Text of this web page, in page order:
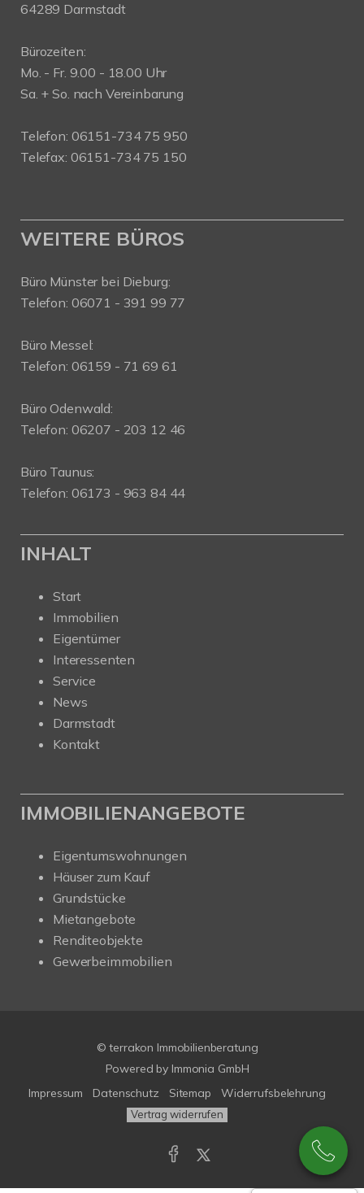
64289 Darmstadt
Bürozeiten:
Mo. - Fr. 9.00 - 18.00 Uhr
Sa. + So. nach Vereinbarung
Telefon: 06151-734 75 950
Telefax: 06151-734 75 150
WEITERE BÜROS
Büro Münster bei Dieburg:
Telefon: 06071 - 391 99 77
Büro Messel:
Telefon: 06159 - 71 69 61
Büro Odenwald:
Telefon: 06207 - 203 12 46
Büro Taunus:
Telefon: 06173 - 963 84 44
INHALT
Start
Immobilien
Eigentümer
Interessenten
Service
News
Darmstadt
Kontakt
IMMOBILIENANGEBOTE
Eigentumswohnungen
Häuser zum Kauf
Grundstücke
Mietangebote
Renditeobjekte
Gewerbeimmobilien
© terrakon Immobilienberatung
Powered by Immonia GmbH
Impressum
Datenschutz Sitemap Widerrufsbelehrung
Vertrag widerrufen